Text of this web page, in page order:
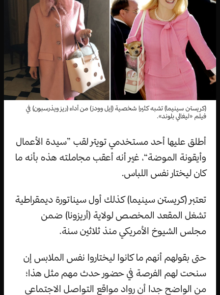
(كريستن سينيما) تشبه كثيرا شخصية (إيل وودز) من أداء (ريز ويذرسبون) في
فيلم «ليغالي بلوند».
أطلق عليها أحد مستخدمي تويتر لقب ”سيدة الأعمال
وأيقونة الموضة“، غير أنه أعقب مجاملته هذه بأنه ما
كان ليختار نفس اللباس.
تعتبر (كريستن سينيما) كذلك أول سيناتورة ديمقراطية
تشغل المقعد المخصص لولاية (أريزونا) ضمن
مجلس الشيوخ الأمريكي منذ ثلاثين سنة.
حتى بقولهم أنهم ما كانوا ليختاروا نفس الملابس إن
سنحت لهم الفرصة في حضور حدث مهم مثل هذا؛
من الواضح جدا أن رواد مواقع التواصل الاجتماعي